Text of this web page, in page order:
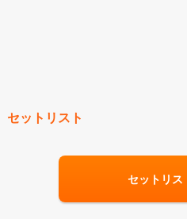
セットリスト
セットリス